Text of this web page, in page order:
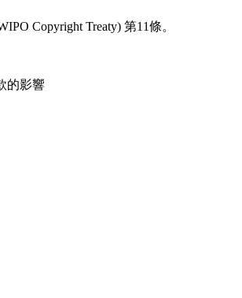
Copyright Treaty) 第11條。
的影響